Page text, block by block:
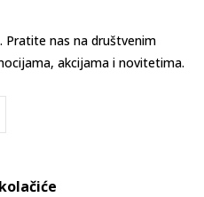
Pratite nas na društvenim
akcijama i novitetima.